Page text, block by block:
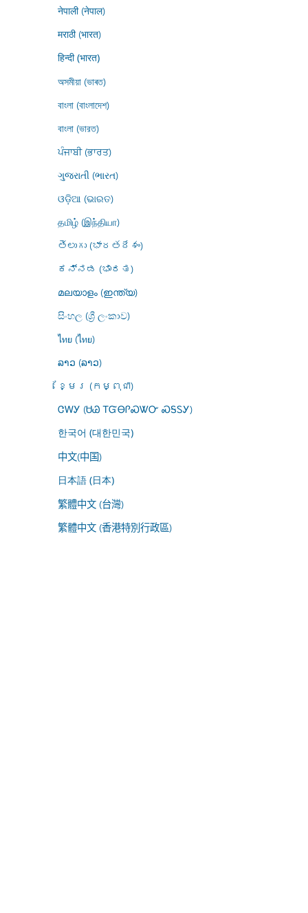
नेपाली (नेपाल)
मराठी (भारत)
हिन्दी (भारत)
অসমীয়া (ভাৰত)
বাংলা (বাংলাদেশ)
বাংলা (ভারত)
ਪੰਜਾਬੀ (ਭਾਰਤ)
ગુજરાતી (ભારત)
ଓଡ଼ିଆ (ଭାରତ)
தமிழ் (இந்தியா)
తెలుగు (భారతదేశం)
ಕನ್ನಡ (ಭಾರತ)
മലയാളം (ഇന്ത്യ)
සිංහල (ශ්‍රී ලංකාව)
ไทย (ไทย)
ລາວ (ລາວ)
ខ្មែរ (កម្ពុជា)
ᏣᎳᎩ (ᏌᏊ ᎢᏳᎾᎵᏍᏔᏅ ᏍᎦᏚᎩ)
한국어 (대한민국)
中文(中国)
日本語 (日本)
繁體中文 (台灣)
繁體中文 (香港特別行政區)